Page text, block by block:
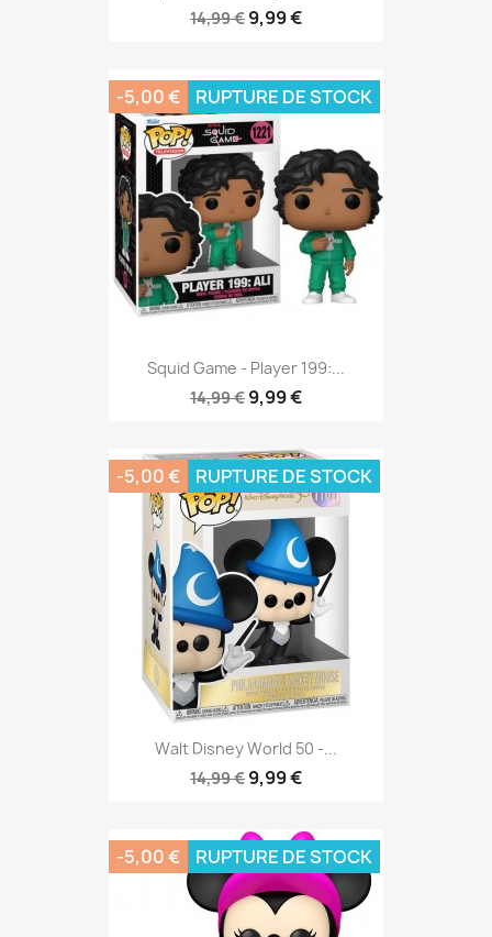
14,99 € 9,99 €
Squid Game - Player 199:...
14,99 € 9,99 €
-5,00 € RUPTURE DE STOCK
Walt Disney World 50 -...
14,99 € 9,99 €
-5,00 € RUPTURE DE STOCK
-5,00 € RUPTURE DE STOCK